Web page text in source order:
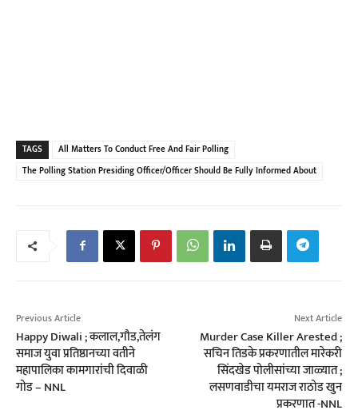
TAGS
All Matters To Conduct Free And Fair Polling
The Polling Station Presiding Officer/Officer Should Be Fully Informed About
Previous Article
Happy Diwali ; कलाल,गौड,तेलंग
समाज युवा प्रतिष्ठानच्या वतीने
महापालिका कामगारांची दिवाळी
गोड – NNL
Next Article
Murder Case Killer Arested ;
सचिन तिडके प्रकरणातील मारेकरी
सिंदखेड पोलीसांच्या जाळ्यात ;
लसणवाडीचा यमराज राठोड खुन
प्रकरणात -NNL